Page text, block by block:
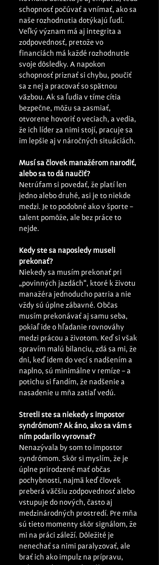
schopnosť počúvať a vnímať, ako sa
naše rozhodnutia dotýkajú ľudí.
Veľký význam má aj integrita a
zodpovednosť, pretože vo
financiách má každé rozhodnutie
svoje dôsledky. A napokon
schopnosť priznať si chybu, poučiť
sa z nej a pracovať so spätnou
väzbou. Ak sa ľudia v tíme cítia
bezpečne, môžu sa zasmiať,
otvorene hovoriť o veciach, a vedia,
že ich líder za nimi stojí, pracuje sa
im lepšie aj v náročných situáciách.
Musí sa človek manažérom narodiť,
alebo sa to dá naučiť?
Netrúfam si povedať, že platí len
jedno alebo druhé, asi je to niekde
medzi. Je to podobné ako v športe –
talent pomôže, ale bez práce to
nejde.
Kedy ste sa naposledy museli
prekonať?
Niekedy sa musím prekonať pri
„povinných jazdách“, ktoré k životu
manažéra jednoducho patria a nie
vždy sú úplne zábavné. Občas
musím prekonávať aj samu seba,
pokiaľ ide o hľadanie rovnováhy
medzi prácou a životom. Keď si však
spravím malú bilanciu, zdá sa mi, že
dni, keď idem do vecí s nadšením a
naplno, sú minimálne v remíze – a
potichu si fandím, že nadšenie a
nasadenie u mňa zatiaľ vedú.
Stretli ste sa niekedy s impostor
syndrómom? Ak áno, ako sa vám s
ním podarilo vyrovnať?
Nenazývala by som to impostor
syndrómom. Skôr si myslím, že je
úplne prirodzené mať občas
pochybnosti, najmä keď človek
preberá väčšiu zodpovednosť alebo
vstupuje do nových, často aj
medzinárodných prostredí. Pre mňa
sú tieto momenty skôr signálom, že
mi na práci záleží. Dôležité je
nenechať sa nimi paralyzovať, ale
brať ich ako impulz na prípravu,